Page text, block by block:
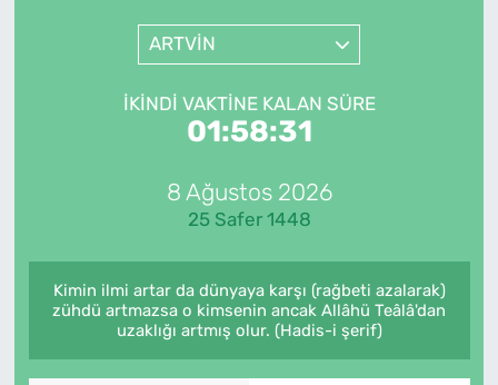
ARTVİN
İKINDI VAKTINE KALAN SÜRE
01:58:31
8 Ağustos 2026
25 Safer 1448
Kimin ilmi artar da dünyaya karşı (rağbeti azalarak)
zühdü artmazsa o kimsenin ancak Allâhü Teâlâ'dan
uzaklığı artmış olur. (Hadis-i şerif)